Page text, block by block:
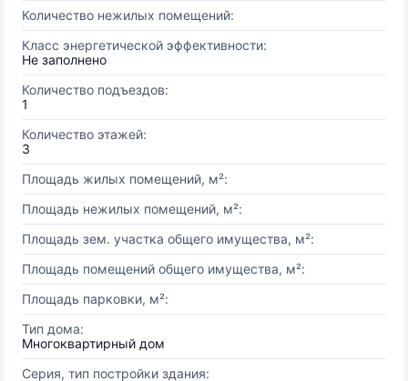
Количество нежилых помещений:
Класс энергетической эффективности:
Не заполнено
Количество подъездов:
1
Количество этажей:
3
Площадь жилых помещений, м²:
Площадь нежилых помещений, м²:
Площадь зем. участка общего имущества, м²:
Площадь помещений общего имущества, м²:
Площадь парковки, м²:
Тип дома:
Многоквартирный дом
Серия, тип постройки здания: